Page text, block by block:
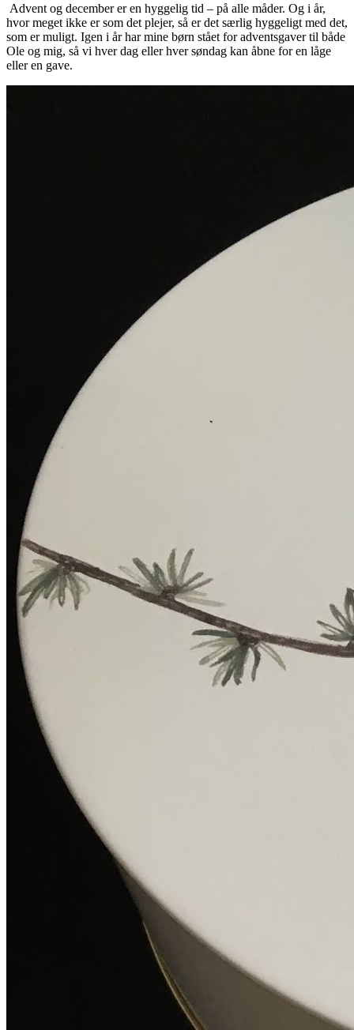
Advent og december er en hyggelig tid – på alle måder. Og i år,
hvor meget ikke er som det plejer, så er det særlig hyggeligt med det,
som er muligt. Igen i år har mine børn stået for adventsgaver til både
Ole og mig, så vi hver dag eller hver søndag kan åbne for en låge
eller en gave.